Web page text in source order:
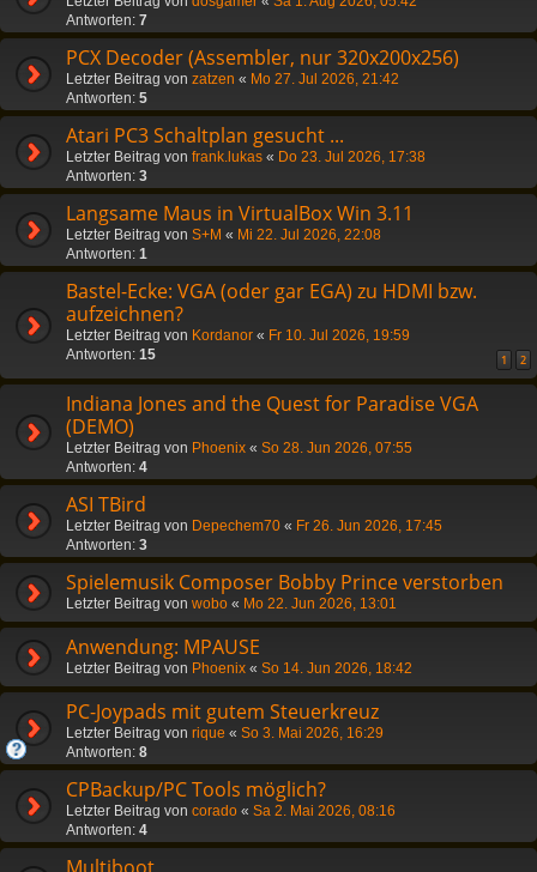
Antworten: 7
PCX Decoder (Assembler, nur 320x200x256)
Letzter Beitrag von zatzen « Mo 27. Jul 2026, 21:42
Antworten: 5
Atari PC3 Schaltplan gesucht ...
Letzter Beitrag von frank.lukas « Do 23. Jul 2026, 17:38
Antworten: 3
Langsame Maus in VirtualBox Win 3.11
Letzter Beitrag von S+M « Mi 22. Jul 2026, 22:08
Antworten: 1
Bastel-Ecke: VGA (oder gar EGA) zu HDMI bzw.
aufzeichnen?
Letzter Beitrag von Kordanor « Fr 10. Jul 2026, 19:59
Antworten: 15 1 2
Indiana Jones and the Quest for Paradise VGA
(DEMO)
Letzter Beitrag von Phoenix « So 28. Jun 2026, 07:55
Antworten: 4
ASI TBird
Letzter Beitrag von Depechem70 « Fr 26. Jun 2026, 17:45
Antworten: 3
Spielemusik Composer Bobby Prince verstorben
Letzter Beitrag von wobo « Mo 22. Jun 2026, 13:01
Anwendung: MPAUSE
Letzter Beitrag von Phoenix « So 14. Jun 2026, 18:42
PC-Joypads mit gutem Steuerkreuz
Letzter Beitrag von rique « So 3. Mai 2026, 16:29
Antworten: 8
CPBackup/PC Tools möglich?
Letzter Beitrag von corado « Sa 2. Mai 2026, 08:16
Antworten: 4